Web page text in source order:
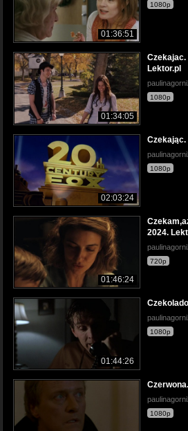
01:36:51
1080p
01:34:05
Czekajac.
Lektor.pl
1080p
02:03:24
Czekając.
1080p
01:46:24
2024.
720p
01:44:26
1080p
1080p